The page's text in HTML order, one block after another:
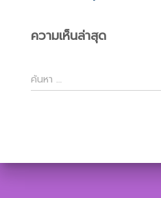
ความเห็นล่าสุด
ค้
น
ห
ค้นหา …